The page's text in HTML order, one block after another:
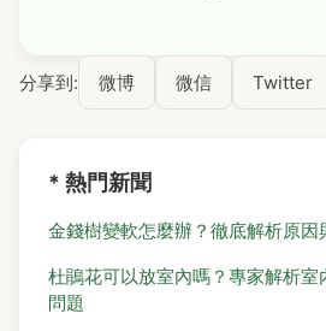
分享到: 微博 微信 Twitter
* 熱門新聞
金錢樹變軟怎麼辦？徹底解析原因
杜鵑花可以放室內嗎？專家解析室
問題